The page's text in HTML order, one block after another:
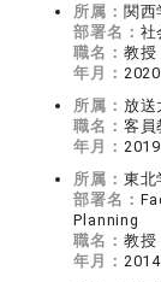
所属： 関西
部署名： 社
職名： 教授
年月：
所属： 放送
職名： 客員
年月：
所属： 東北
部署名：
Planning
職名： 教授
年月：